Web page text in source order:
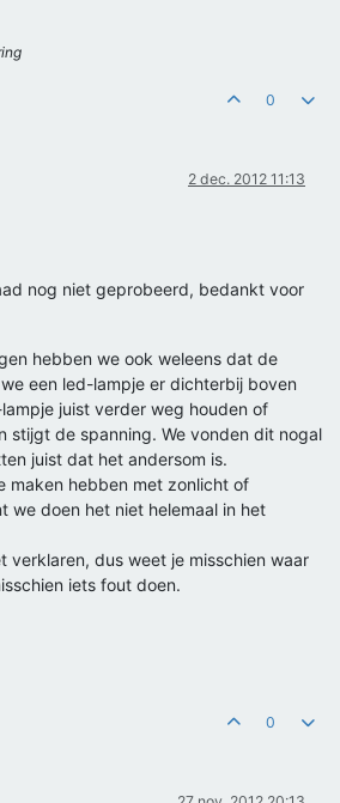
0
2 dec. 2012 11:13
nog niet geprobeerd, bedankt voor
hebben we ook weleens dat de
een led-lampje er dichterbij boven
juist verder weg houden of
stijgt de spanning. We vonden dit nogal
juist dat het andersom is.
maken hebben met zonlicht of
we doen het niet helemaal in het
verklaren, dus weet je misschien waar
iets fout doen.
0